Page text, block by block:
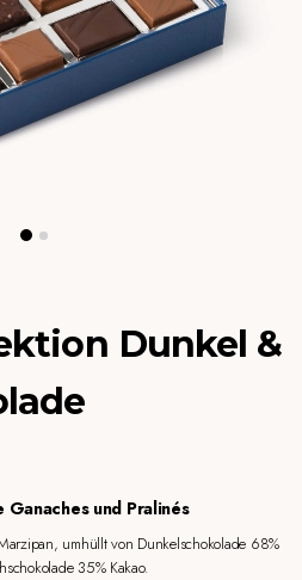
Dunkel &
und Pralinés
umhüllt von Dunkelschokolade 68%
35% Kakao.